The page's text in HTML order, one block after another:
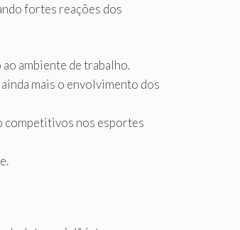
fortes reações dos
ambiente de trabalho.
mais o envolvimento dos
competitivos nos esportes